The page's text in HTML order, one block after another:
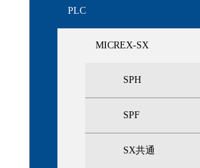
PLC
MICREX-SX
SPH
SPF
SX共通